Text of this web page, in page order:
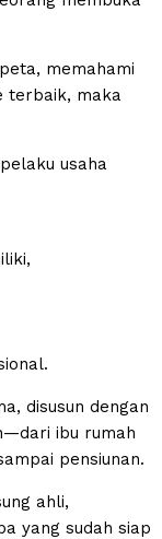
memahami
terbaik, maka
usaha
disusun dengan
ibu rumah
pensiunan.
ahli,
yang sudah siap